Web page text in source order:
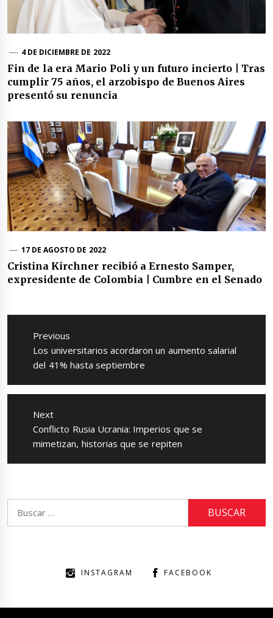
4 DE DICIEMBRE DE 2022
Fin de la era Mario Poli y un futuro incierto | Tras
cumplir 75 años, el arzobispo de Buenos Aires
presentó su renuncia
17 DE AGOSTO DE 2022
Cristina Kirchner recibió a Ernesto Samper,
expresidente de Colombia | Cumbre en el Senado
Navegación
entradas
Previous
Previous
post:
Los universitarios acordaron un aumento salarial
del 41% hasta septiembre
Next
Next
post:
Conflicto Rusia Ucrania: Imperios que se
mimetizan, historias que se repiten
INSTAGRAM FACEBOOK